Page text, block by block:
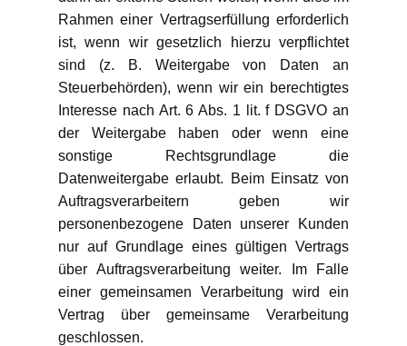
Rahmen einer Vertragserfüllung erforderlich
ist, wenn wir gesetzlich hierzu verpflichtet
sind (z. B. Weitergabe von Daten an
Steuerbehörden), wenn wir ein berechtigtes
Interesse nach Art. 6 Abs. 1 lit. f DSGVO an
der Weitergabe haben oder wenn eine
sonstige Rechtsgrundlage die
Datenweitergabe erlaubt. Beim Einsatz von
Auftragsverarbeitern geben wir
personenbezogene Daten unserer Kunden
nur auf Grundlage eines gültigen Vertrags
über Auftragsverarbeitung weiter. Im Falle
einer gemeinsamen Verarbeitung wird ein
Vertrag über gemeinsame Verarbeitung
geschlossen.